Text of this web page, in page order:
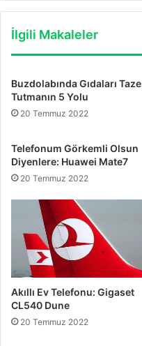
İlgili Makaleler
Buzdolabında Gıdaları Taze
Tutmanın 5 Yolu
20 Temmuz 2022
Telefonum Görkemli Olsun
Diyenlere: Huawei Mate7
20 Temmuz 2022
Akıllı Ev Telefonu: Gigaset
CL540 Dune
20 Temmuz 2022